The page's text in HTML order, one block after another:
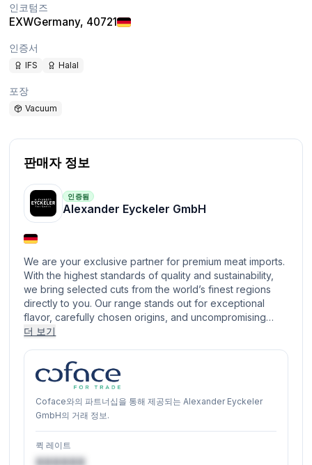
인코텀즈
EXWGermany, 40721
인증서
IFS Halal
포장
Vacuum
판매자 정보
인증됨
Alexander Eyckeler GmbH
We are your exclusive partner for premium meat imports.
With the highest standards of quality and sustainability,
we bring selected cuts from the world’s finest regions
directly to you. Our range stands out for exceptional
flavor, carefully chosen origins, and uncompromising…
더 보기
Coface와의 파트너십을 통해 제공되는 Alexander Eyckeler
GmbH의 거래 정보.
퀵 레이트
XXXXXX